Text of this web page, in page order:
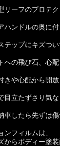
リーフのプロテ
ハンドルの奥に
テップにキズつ
への飛び石、心配
きや心配から開
目立たずさり気な
車したら先ずは
ンフィルムは、
からボディー塗装